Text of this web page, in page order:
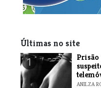
Últimas no site
1
Prisão
ANILZA